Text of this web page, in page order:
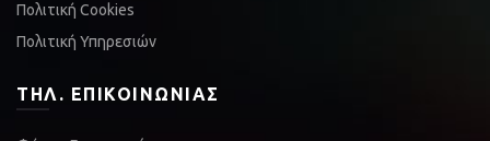
Πολιτική Cookies
Πολιτική Υπηρεσιών
ΤΗΛ. ΕΠΙΚΟΙΝΩΝΊΑΣ